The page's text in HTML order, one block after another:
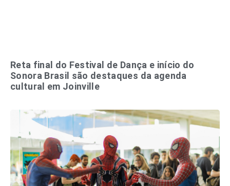
Reta final do Festival de Dança e início do
Sonora Brasil são destaques da agenda
cultural em Joinville